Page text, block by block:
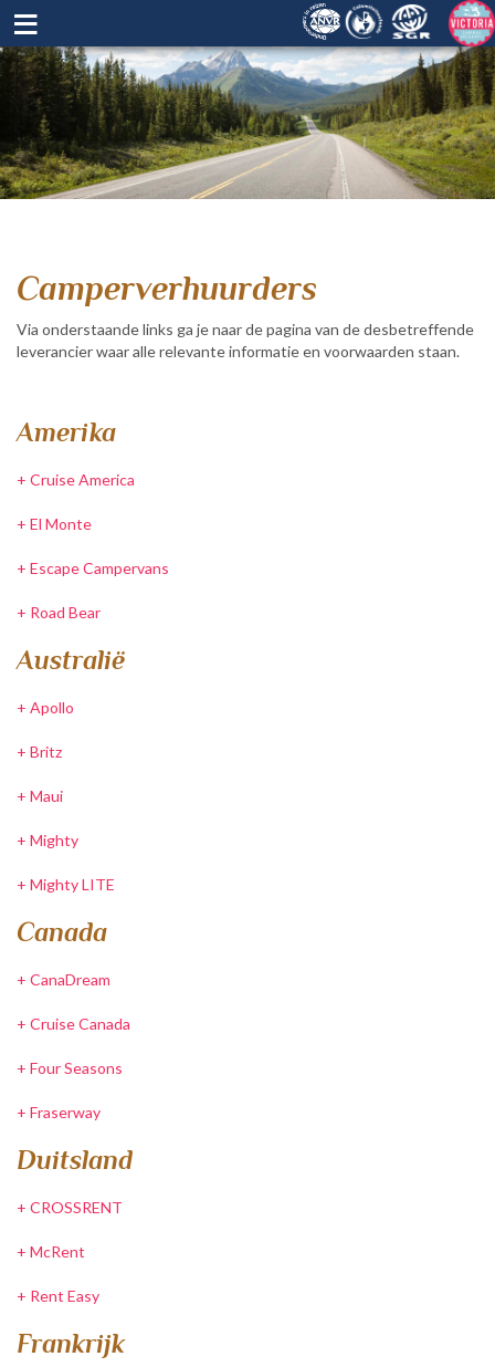
≡
Camperverhuurders
Via onderstaande links ga je naar de pagina van de desbetreffende
leverancier waar alle relevante informatie en voorwaarden staan.
Amerika
+ Cruise America
+ El Monte
+ Escape Campervans
+ Road Bear
Australië
+ Apollo
+ Britz
+ Maui
+ Mighty
+ Mighty LITE
Canada
+ CanaDream
+ Cruise Canada
+ Four Seasons
+ Fraserway
Duitsland
+ CROSSRENT
+ McRent
+ Rent Easy
Frankrijk